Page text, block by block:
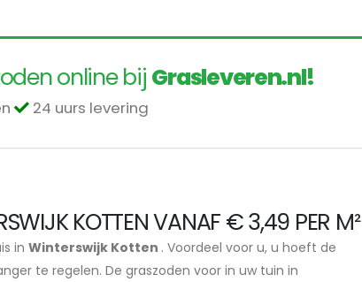
online bijGrasleveren.nl!
24 uurs levering
KOTTEN VANAF € 3,49 PER M²
in Winterswijk Kotten . Voordeel voor u, u hoeft de
te regelen. De graszoden voor in uw tuin in